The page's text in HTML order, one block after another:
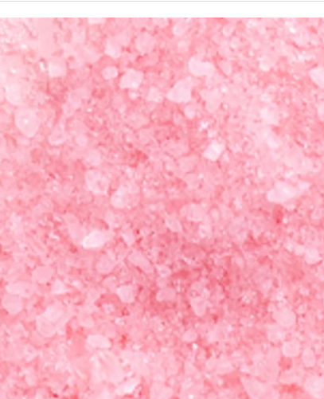
しているし改善もしている。
もう許してやろうよ」となり
きれない理由